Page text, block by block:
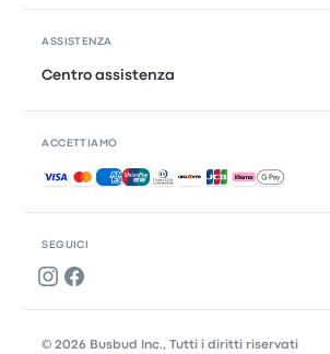
SEGUICI
ASSISTENZA
Centro assistenza
ACCETTIAMO
Pagamenti accettati
© 2026 Busbud Inc., Tutti i diritti riservati